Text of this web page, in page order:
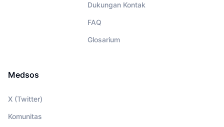
Dukungan Kontak
FAQ
Glosarium
Medsos
X (Twitter)
Komunitas